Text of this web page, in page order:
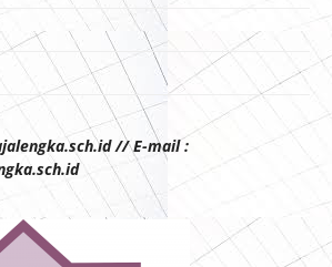
// E-mail :